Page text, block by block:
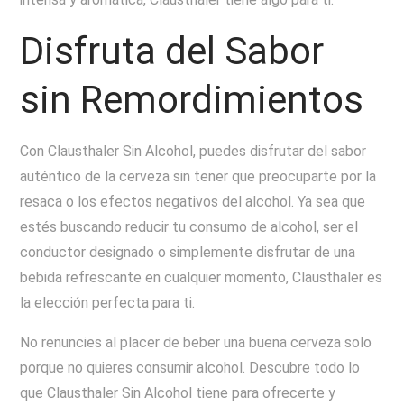
Disfruta del Sabor
sin Remordimientos
Con Clausthaler Sin Alcohol, puedes disfrutar del sabor
auténtico de la cerveza sin tener que preocuparte por la
resaca o los efectos negativos del alcohol. Ya sea que
estés buscando reducir tu consumo de alcohol, ser el
conductor designado o simplemente disfrutar de una
bebida refrescante en cualquier momento, Clausthaler es
la elección perfecta para ti.
No renuncies al placer de beber una buena cerveza solo
porque no quieres consumir alcohol. Descubre todo lo
que Clausthaler Sin Alcohol tiene para ofrecerte y